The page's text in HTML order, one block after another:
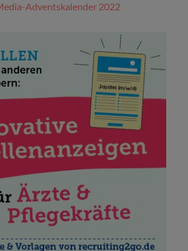
Adventskalender 2022